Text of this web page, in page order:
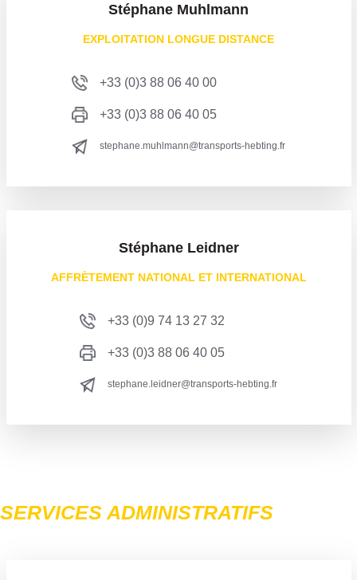
Stéphane Muhlmann
EXPLOITATION LONGUE DISTANCE
+33 (0)3 88 06 40 00
+33 (0)3 88 06 40 05
stephane.muhlmann@transports-hebting.fr
Stéphane Leidner
AFFRÈTEMENT NATIONAL ET INTERNATIONAL
+33 (0)9 74 13 27 32
+33 (0)3 88 06 40 05
stephane.leidner@transports-hebting.fr
SERVICES ADMINISTRATIFS